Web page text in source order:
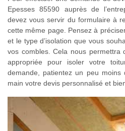
Epesses 85590 auprès de
devez vous servir du formulaire à
cette même page. Pensez à
et le type d’isolation que vous
vos combles. Cela nous permettra
appropriée pour isoler votre
demande, patientez un peu
main votre devis personnalisé et